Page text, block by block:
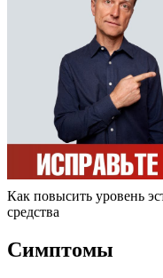
Как повысить уровень
средства
Симптомы